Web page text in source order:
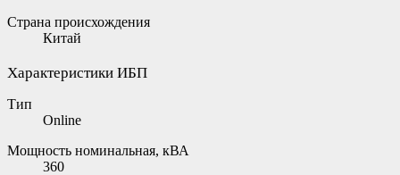
Страна происхождения
Китай
Характеристики ИБП
Тип
Online
Мощность номинальная, кВА
360